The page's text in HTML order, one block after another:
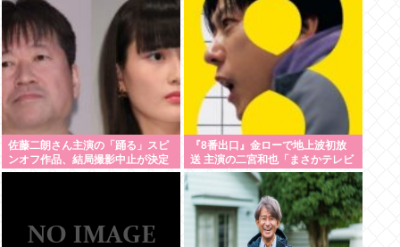
佐藤二朗さん主演の「踊る」スピ
ンオフ作品、結局撮影中止が決定
www
『8番出口』金ローで地上波初放
送 主演の二宮和也「まさかテレビ
にまで迷い込んでしまうとは」